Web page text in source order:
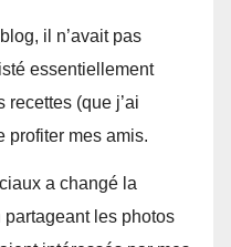
il n’avait pas
essentiellement
recettes (que j’ai
profiter mes amis.
a changé la
les photos